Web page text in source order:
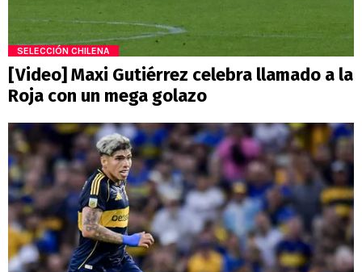
SELECCIÓN CHILENA
[Video] Maxi Gutiérrez celebra llamado a la
Roja con un mega golazo